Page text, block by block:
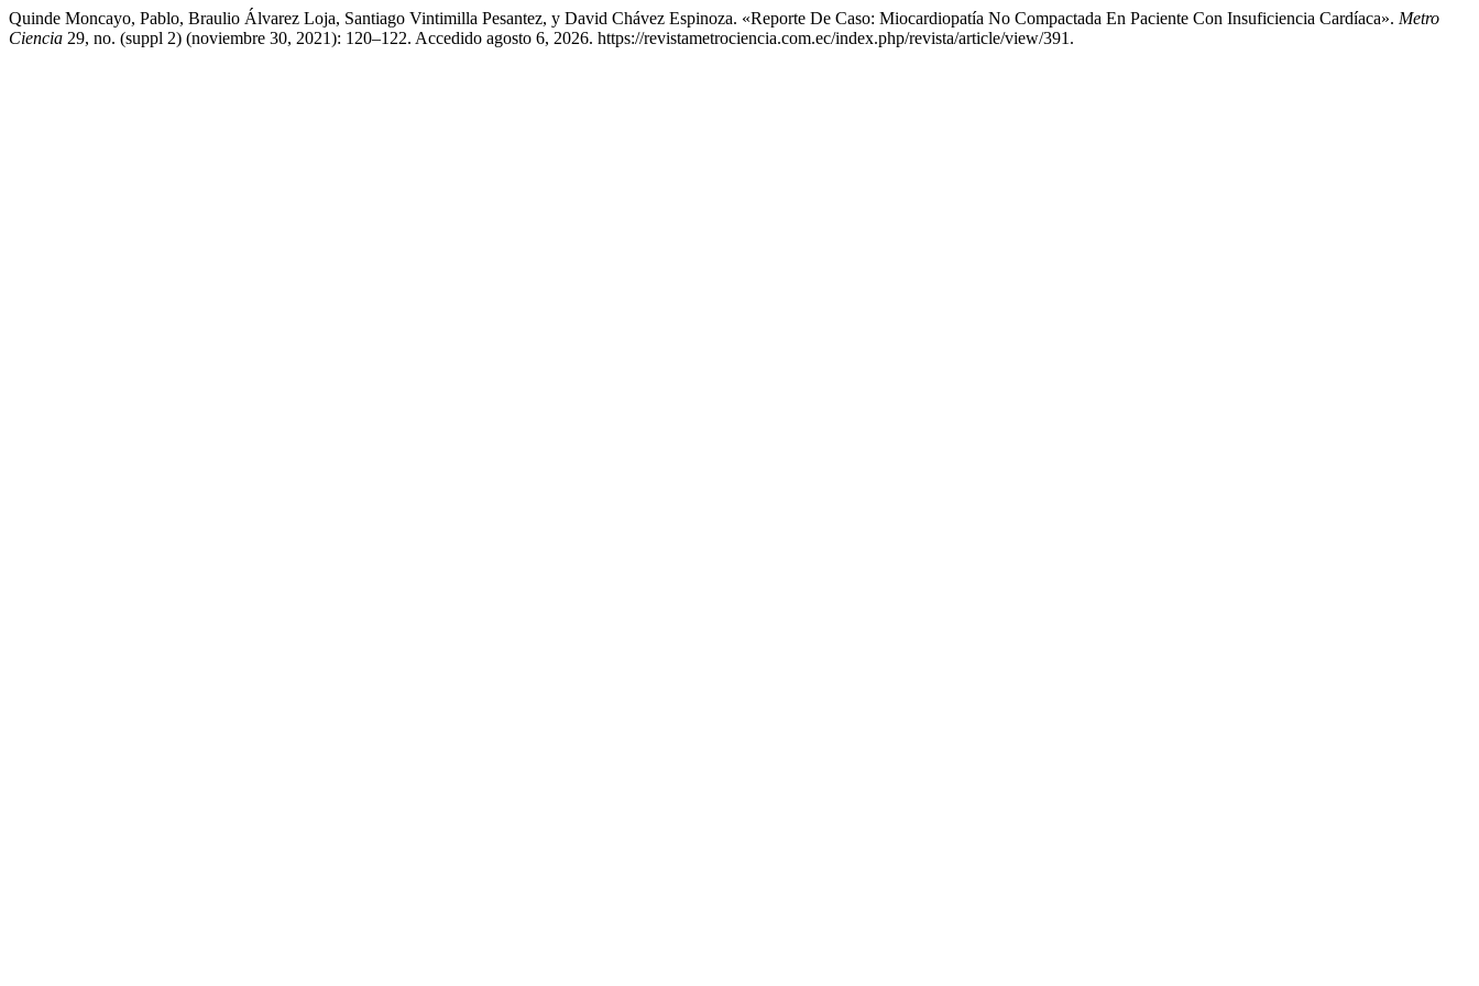
Quinde Moncayo, Pablo, Braulio Álvarez Loja, Santiago Vintimilla Pesantez, y David Chávez Espinoza. «Reporte De Caso: Miocardiopatía No Compactada En Paciente Con Insuficiencia Cardíaca». Metro
Ciencia 29, no. (suppl 2) (noviembre 30, 2021): 120–122. Accedido agosto 6, 2026. https://revistametrociencia.com.ec/index.php/revista/article/view/391.